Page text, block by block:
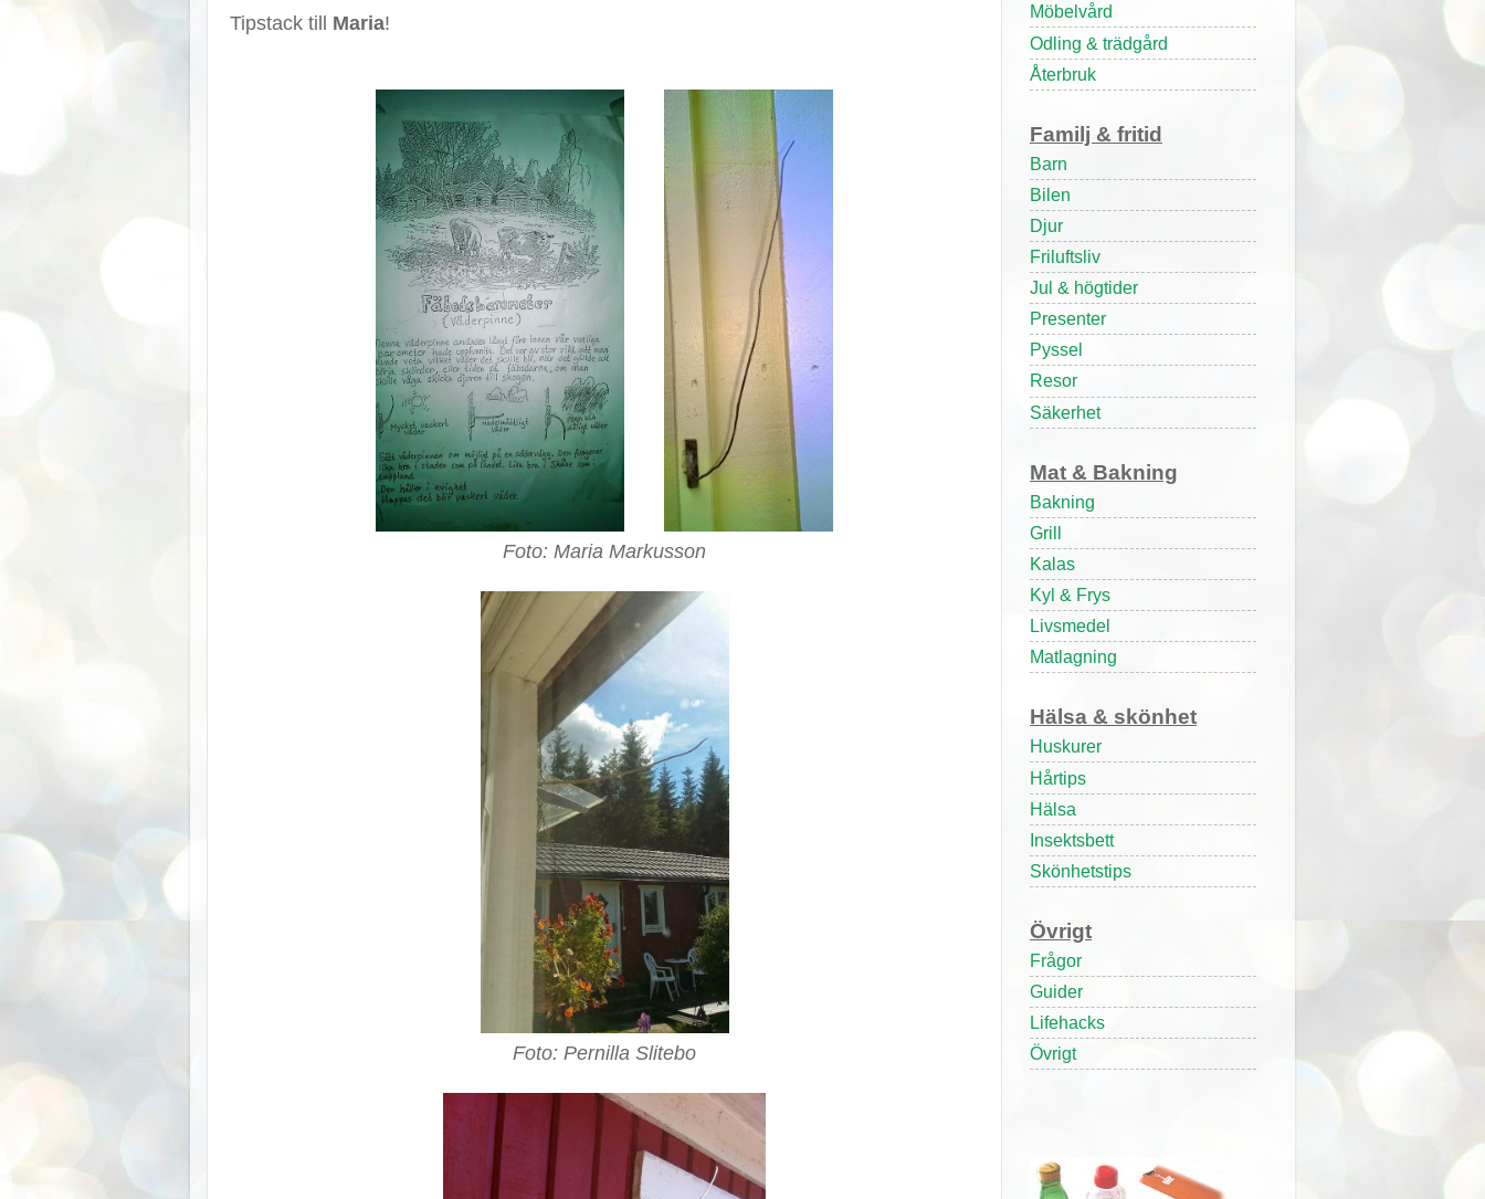
Tipstack till Maria!
Foto: Maria Markusson
Foto: Pernilla Slitebo
Möbelvård
Odling & trädgård
Återbruk
Familj & fritid
Barn
Bilen
Djur
Friluftsliv
Jul & högtider
Presenter
Pyssel
Resor
Säkerhet
Mat & Bakning
Bakning
Grill
Kalas
Kyl & Frys
Livsmedel
Matlagning
Hälsa & skönhet
Huskurer
Hårtips
Hälsa
Insektsbett
Skönhetstips
Övrigt
Frågor
Guider
Lifehacks
Övrigt